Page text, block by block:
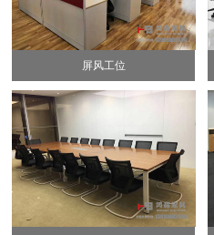
屏风工位